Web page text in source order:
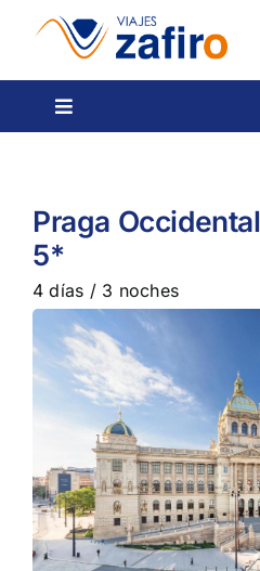
Toggle
Navigation
Vacaciones
Business Travel
Eventos
Nosotros
Blog
Praga
5*
4 días / 3 noches